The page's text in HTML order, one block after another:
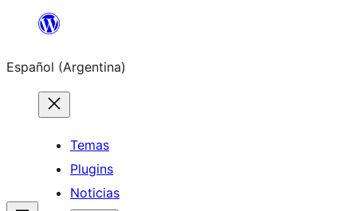
Saltar
contenido
Español (Argentina)
Temas
Plugins
Noticias